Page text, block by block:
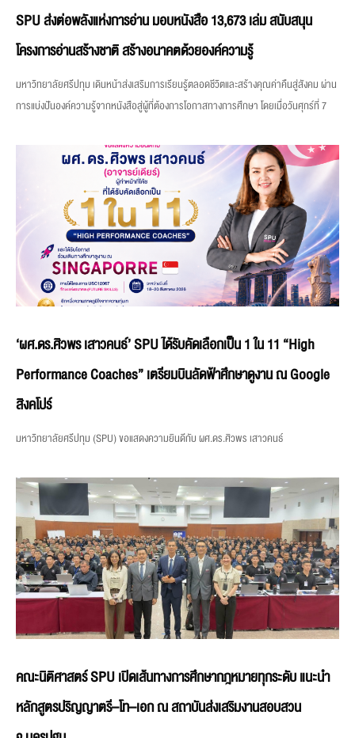
SPU ส่งต่อพลังแห่งการอ่าน มอบหนังสือ 13,673 เล่ม สนับสนุน
โครงการอ่านสร้างชาติ สร้างอนาคตด้วยองค์ความรู้
มหาวิทยาลัยศรีปทุม เดินหน้าส่งเสริมการเรียนรู้ตลอดชีวิตและสร้างคุณค่าคืนสู่สังคม ผ่าน
การแบ่งปันองค์ความรู้จากหนังสือสู่ผู้ที่ต้องการโอกาสทางการศึกษา โดยเมื่อวันศุกร์ที่ 7
‘ผศ.ดร.ศิวพร เสาวคนธ์’ SPU ได้รับคัดเลือกเป็น 1 ใน 11 “High
Performance Coaches” เตรียมบินลัดฟ้าศึกษาดูงาน ณ Google
สิงคโปร์
มหาวิทยาลัยศรีปทุม (SPU) ขอแสดงความยินดีกับ ผศ.ดร.ศิวพร เสาวคนธ์
คณะนิติศาสตร์ SPU เปิดเส้นทางการศึกษากฎหมายทุกระดับ แนะนำ
หลักสูตรปริญญาตรี–โท–เอก ณ สถาบันส่งเสริมงานสอบสวน